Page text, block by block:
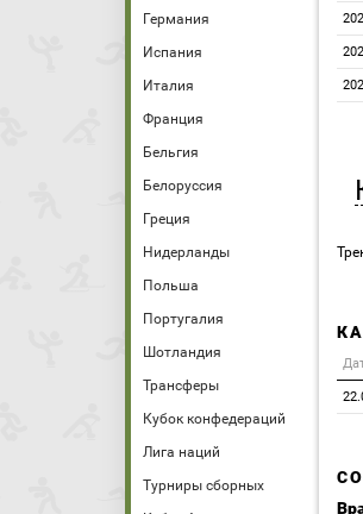
Германия
Испания
Италия
Франция
Бельгия
Белоруссия
Греция
Нидерланды
Польша
Португалия
Шотландия
Трансферы
Кубок конфедераций
Лига наций
Турниры сборных